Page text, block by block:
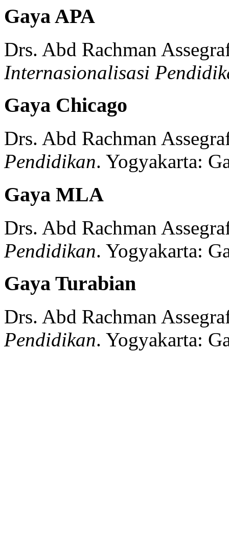
Gaya APA
Drs. Abd Rachman
Internasionalisasi
Gaya Chicago
Drs. Abd Rachman
Pendidikan. Yogyakarta:
Gaya MLA
Drs. Abd Rachman
Pendidikan. Yogyakarta:
Gaya Turabian
Drs. Abd Rachman
Pendidikan. Yogyakarta: